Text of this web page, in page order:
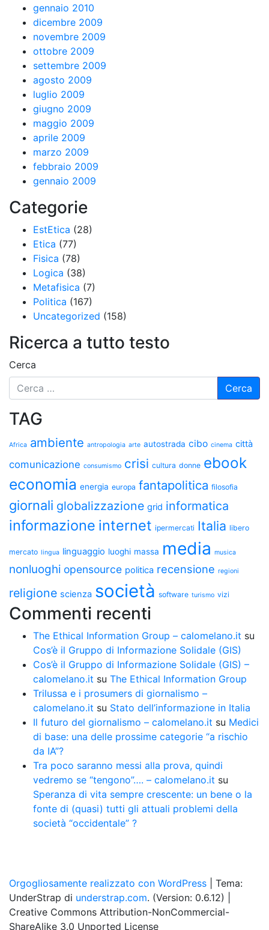
gennaio 2010
dicembre 2009
novembre 2009
ottobre 2009
settembre 2009
agosto 2009
luglio 2009
giugno 2009
maggio 2009
aprile 2009
marzo 2009
febbraio 2009
gennaio 2009
Categorie
EstEtica (28)
Etica (77)
Fisica (78)
Logica (38)
Metafisica (7)
Politica (167)
Uncategorized (158)
Ricerca a tutto testo
Cerca
TAG
Africa ambiente antropologia arte autostrada cibo cinema città
comunicazione consumismo crisi cultura donne ebook
economia energia europa fantapolitica filosofia
giornali globalizzazione grid informatica
informazione internet ipermercati Italia libero
mercato lingua linguaggio luoghi massa media musica
nonluoghi opensource politica recensione regioni
religione scienza società software turismo vizi
Commenti recenti
The Ethical Information Group – calomelano.it su
Cos’è il Gruppo di Informazione Solidale (GIS)
Cos’è il Gruppo di Informazione Solidale (GIS) –
calomelano.it su The Ethical Information Group
Trilussa e i prosumers di giornalismo –
calomelano.it su Stato dell’informazione in Italia
Il futuro del giornalismo – calomelano.it su Medici
di base: una delle prossime categorie “a rischio
da IA”?
Tra poco saranno messi alla prova, quindi
vedremo se “tengono”…. – calomelano.it su
Speranza di vita sempre crescente: un bene o la
fonte di (quasi) tutti gli attuali problemi della
società “occidentale” ?
Orgogliosamente realizzato con WordPress
Tema:
UnderStrap di understrap.com. (Version: 0.6.12)
Creative Commons Attribution-NonCommercial-
ShareAlike 3.0 Unported License